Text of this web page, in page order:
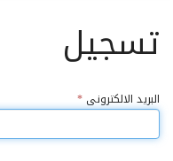
تسجيل
البريد الالكترونى *